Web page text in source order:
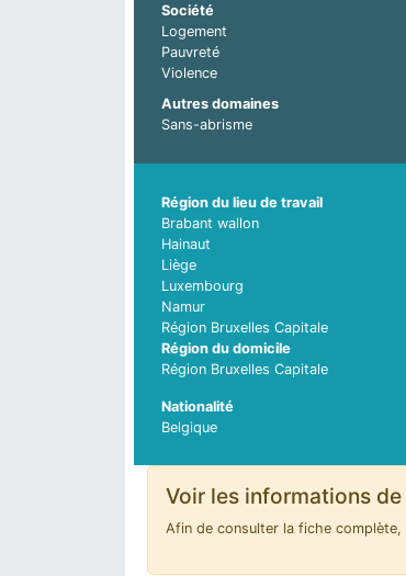
Société
Logement
Pauvreté
Violence
Autres domaines
Sans-abrisme
Région du lieu de travail
Brabant wallon
Hainaut
Liège
Luxembourg
Namur
Région Bruxelles Capitale
Région du domicile
Région Bruxelles Capitale
Nationalité
Belgique
Voir les informations
Afin de consulter la fiche complète,